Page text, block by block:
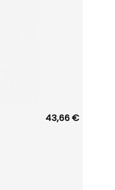
43,66 €